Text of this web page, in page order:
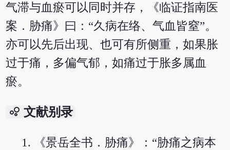
气滞与血瘀可以同时并存，《临证指南医
案．胁痛》曰：“久病在络、气血皆窒”。
亦可以先后出现、也可有所侧重，如果胀
过于痛，多偏气郁，如痛过于胀多属血
瘀。
bubble_chart 文献别录
《景岳全书．胁痛》：“胁痛之病本